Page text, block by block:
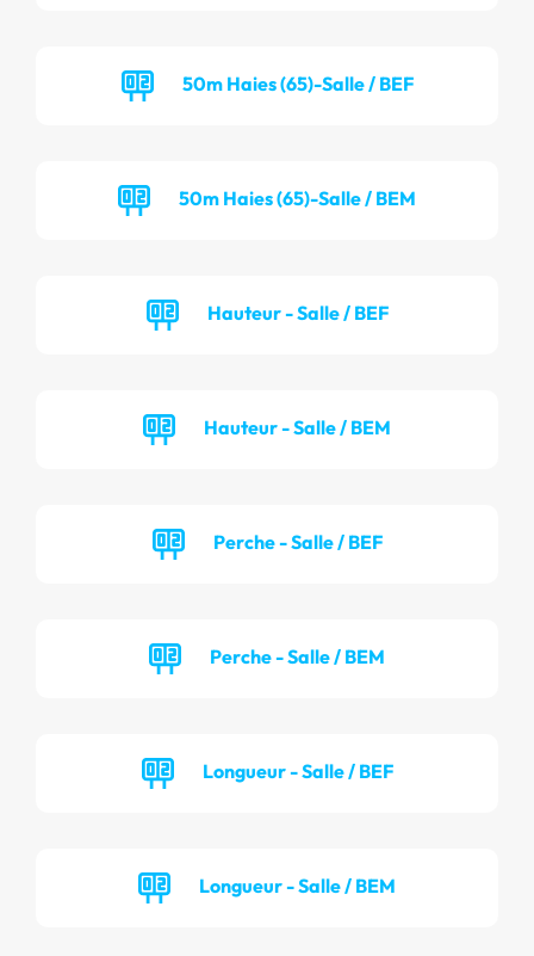
50m Haies (65)-Salle / BEF
50m Haies (65)-Salle / BEM
Hauteur - Salle / BEF
Hauteur - Salle / BEM
Perche - Salle / BEF
Perche - Salle / BEM
Longueur - Salle / BEF
Longueur - Salle / BEM